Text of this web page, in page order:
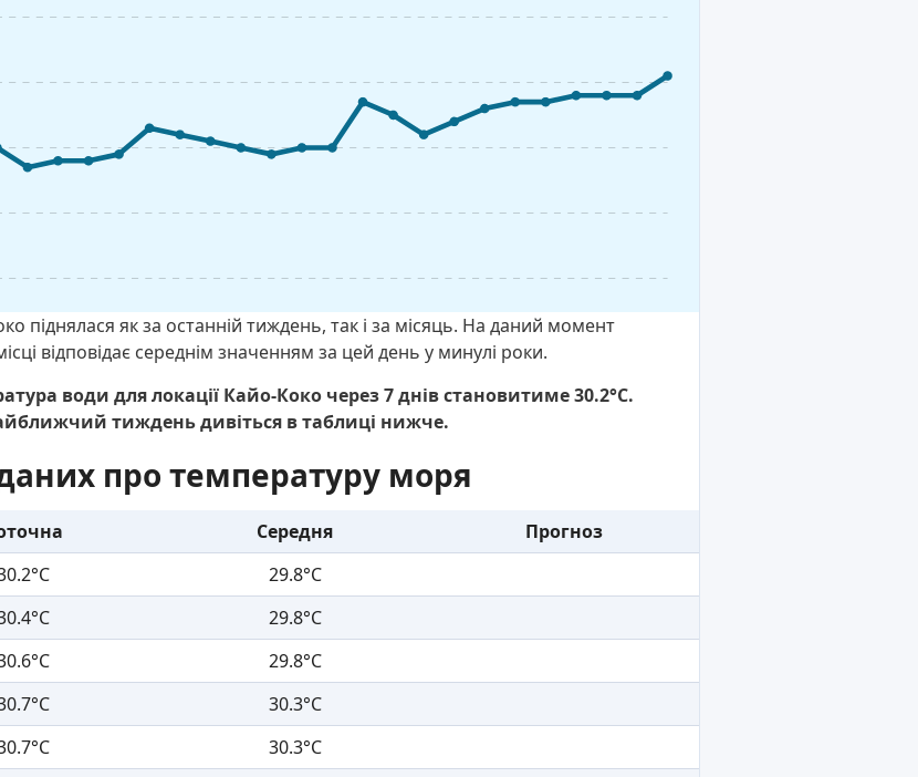
піднялася як за останній тиждень, так і за місяць. На даний момент
відповідає середнім значенням за цей день у минулі роки.
води для локації Кайо-Коко через 7 днів становитиме 30.2°C.
тиждень дивіться в таблиці нижче.
про температуру моря
Середня
Прогноз
29.8°C
29.8°C
29.8°C
30.3°C
30.3°C